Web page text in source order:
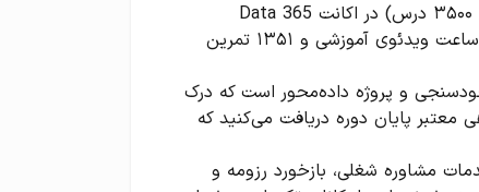
دسترسی کامل به دوره‌ها: بیش از ۷۷ دوره آموزشی (معادل ۳۵۰۰ درس) در اکانت 365 Data
Scienceارائه شده است. با اشتراک پرمیوم به بیش از ۳۰۰ ساعت ویدئوی آموزشی و ۱۳۵۱ تمرین
و پروژه داده‌محور است که درک
معتبر پایان دوره دریافت می‌کنید که
مشاوره شغلی، بازخورد رزومه و